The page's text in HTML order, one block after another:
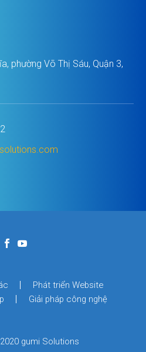
phường Võ Thị Sáu, Quận 3,
Phát triển Website
Giải pháp công nghệ
gumi Solutions